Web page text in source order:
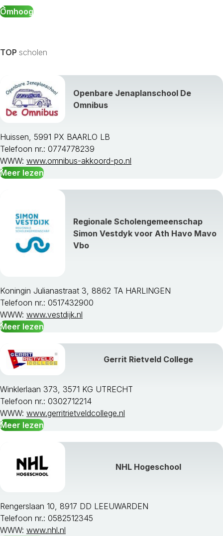
Omhoog
TOP scholen
Openbare Jenaplanschool De
Omnibus
Huissen, 5991 PX BAARLO LB
Telefoon nr.: 0774778239
WWW: www.omnibus-akkoord-po.nl
Meer lezen
Regionale Scholengemeenschap
Simon Vestdyk voor Ath Havo Mavo
Vbo
Koningin Julianastraat 3, 8862 TA HARLINGEN
Telefoon nr.: 0517432900
WWW: www.vestdijk.nl
Meer lezen
Gerrit Rietveld College
Winklerlaan 373, 3571 KG UTRECHT
Telefoon nr.: 0302712214
WWW: www.gerritrietveldcollege.nl
Meer lezen
NHL Hogeschool
Rengerslaan 10, 8917 DD LEEUWARDEN
Telefoon nr.: 0582512345
WWW: www.nhl.nl